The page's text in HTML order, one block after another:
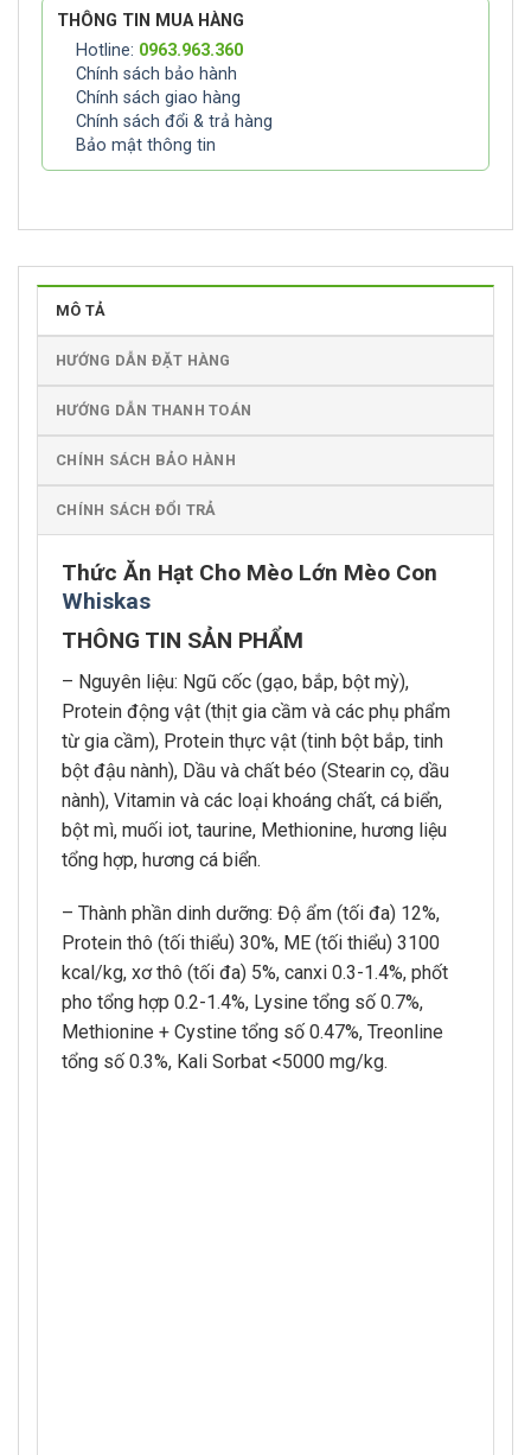
THÔNG TIN MUA HÀNG
Hotline: 0963.963.360
Chính sách bảo hành
Chính sách giao hàng
Chính sách đổi & trả hàng
Bảo mật thông tin
MÔ TẢ
HƯỚNG DẪN ĐẶT HÀNG
HƯỚNG DẪN THANH TOÁN
CHÍNH SÁCH BẢO HÀNH
CHÍNH SÁCH ĐỔI TRẢ
Thức Ăn Hạt Cho Mèo Lớn Mèo Con
Whiskas
THÔNG TIN SẢN PHẨM
– Nguyên liệu: Ngũ cốc (gạo, bắp, bột mỳ),
Protein động vật (thịt gia cầm và các phụ phẩm
từ gia cầm), Protein thực vật (tinh bột bắp, tinh
bột đậu nành), Dầu và chất béo (Stearin cọ, dầu
nành), Vitamin và các loại khoáng chất, cá biển,
bột mì, muối iot, taurine, Methionine, hương liệu
tổng hợp, hương cá biển.
– Thành phần dinh dưỡng: Độ ẩm (tối đa) 12%,
Protein thô (tối thiểu) 30%, ME (tối thiểu) 3100
kcal/kg, xơ thô (tối đa) 5%, canxi 0.3-1.4%, phốt
pho tổng hợp 0.2-1.4%, Lysine tổng số 0.7%,
Methionine + Cystine tổng số 0.47%, Treonline
tổng số 0.3%, Kali Sorbat <5000 mg/kg.